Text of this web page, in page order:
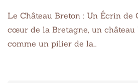
Le Château Breton : Un Écrin de
cœur de la Bretagne, un château
comme un pilier de la…